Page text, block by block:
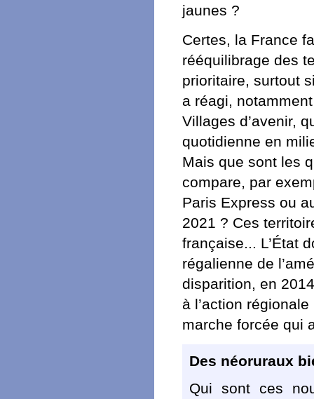
jaunes ?
Certes, la France
rééquilibrage des
prioritaire, surtout
a réagi,
Villages d’avenir,
quotidienne en
Mais que sont les
compare, par
Paris Express ou
2021 ? Ces
française... L’État
régalienne de
disparition, en
à l’action
marche forcée qui
Des néoruraux
Qui sont ces